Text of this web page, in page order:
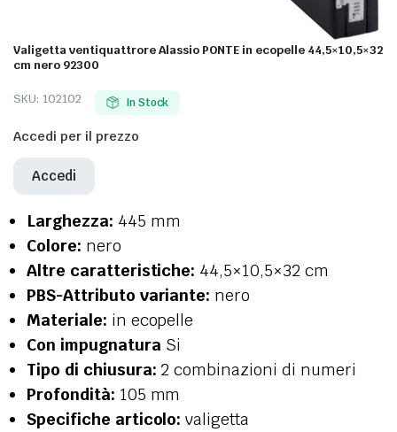
Valigetta ventiquattrore Alassio PONTE in ecopelle 44,5×10,5×32
cm nero 92300
SKU: 102102 In Stock
Accedi per il prezzo
Accedi
Larghezza: 445 mm
Colore: nero
Altre caratteristiche: 44,5×10,5×32 cm
PBS-Attributo variante: nero
Materiale: in ecopelle
Con impugnatura Si
Tipo di chiusura: 2 combinazioni di numeri
Profondità: 105 mm
Specifiche articolo: valigetta